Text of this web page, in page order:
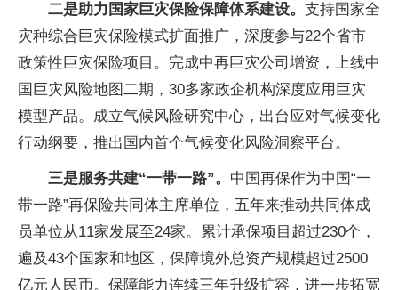
二是助力国家巨灾保险保障体系建设。 支持国家全
灾种综合巨灾保险模式扩面推广，深度参与22个省市
政策性巨灾保险项目。完成中再巨灾公司增资，上线中
国巨灾风险地图二期，30多家政企机构深度应用巨灾
模型产品。成立气候风险研究中心，出台应对气候变化
行动纲要，推出国内首个气候变化风险洞察平台。
三是服务共建“一带一路”。 中国再保作为中国“一
带一路”再保险共同体主席单位，五年来推动共同体成
员单位从11家发展至24家。累计承保项目超过230个，
遍及43个国家和地区，保障境外总资产规模超过2500
亿元人民币。保障能力连续三年升级扩容，进一步拓宽